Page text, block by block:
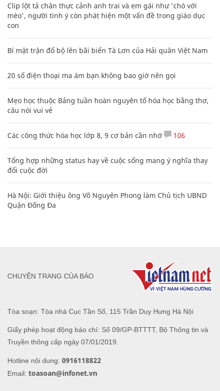
Clip lột tả chân thực cảnh anh trai và em gái như 'chó với
mèo', người tinh ý còn phát hiện một vấn đề trong giáo dục
con
Bí mật trận đổ bộ lên bãi biển Tà Lơn của Hải quân Việt Nam
20 số điện thoại ma ám bạn không bao giờ nên gọi
Mẹo học thuộc Bảng tuần hoàn nguyên tố hóa học bằng thơ,
câu nói vui vẻ
Các công thức hóa học lớp 8, 9 cơ bản cần nhớ 106
Tổng hợp những status hay về cuộc sống mang ý nghĩa thay
đổi cuộc đời
Hà Nội: Giới thiệu ông Võ Nguyên Phong làm Chủ tịch UBND
Quận Đống Đa
Tòa soạn: Tòa nhà Cục Tần Số, 115 Trần Duy Hưng Hà Nội
Giấy phép hoạt động báo chí: Số 09/GP-BTTTT, Bộ Thông tin và
Truyền thông cấp ngày 07/01/2019.
Hotline nội dung: 0916118822
Email: toasoan@infonet.vn
CHUYÊN TRANG CỦA BÁO